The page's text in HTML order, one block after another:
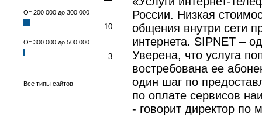
От 200 000 до 300 000
10
От 300 000 до 500 000
3
Все типы сайтов
России. Низкая
общения внутри сети
интернета. SIPNET –
Уверена, что услуга
востребована ее
один шаг по
по оплате сервисов
- говорит директор по